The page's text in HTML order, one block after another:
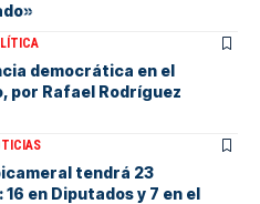
democrática en el
por Rafael Rodríguez
tendrá 23
en Diputados y 7 en el